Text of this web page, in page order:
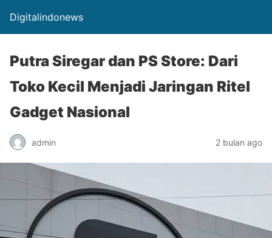
Digitalindonews
Putra Siregar dan PS Store: Dari
Toko Kecil Menjadi Jaringan Ritel
Gadget Nasional
admin 2 bulan ago